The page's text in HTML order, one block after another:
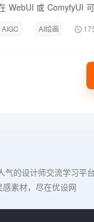
WebUI 或 ComyfyUI
AIGC AI绘画 17
气的设计师交流学习平台
素材，尽在优设网